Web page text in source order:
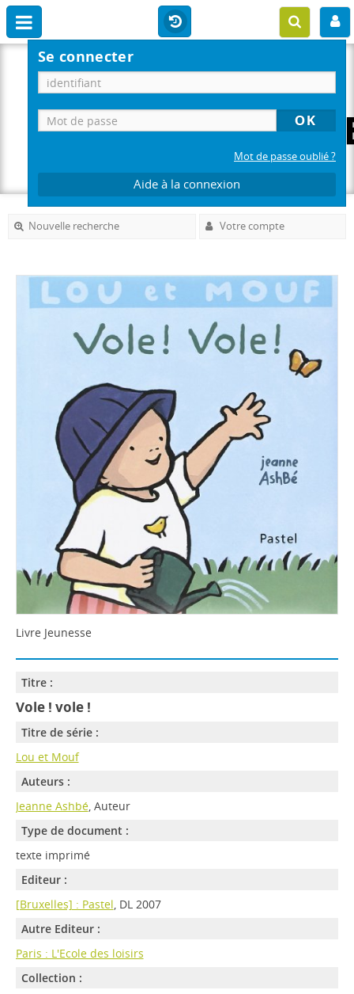
Se connecter
Mot de passe oublié ?
Aide à la connexion
Nouvelle recherche Votre compte
Livre Jeunesse
Titre :
Vole ! vole !
Titre de série :
Lou et Mouf
Auteurs :
Jeanne Ashbé, Auteur
Type de document :
texte imprimé
Editeur :
[Bruxelles] : Pastel, DL 2007
Autre Editeur :
Paris : L'Ecole des loisirs
Collection :